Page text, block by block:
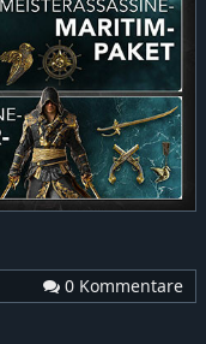
0 Kommentare